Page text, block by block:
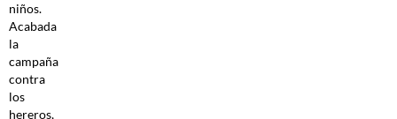
niños.
Acabada
la
campaña
contra
los
hereros,